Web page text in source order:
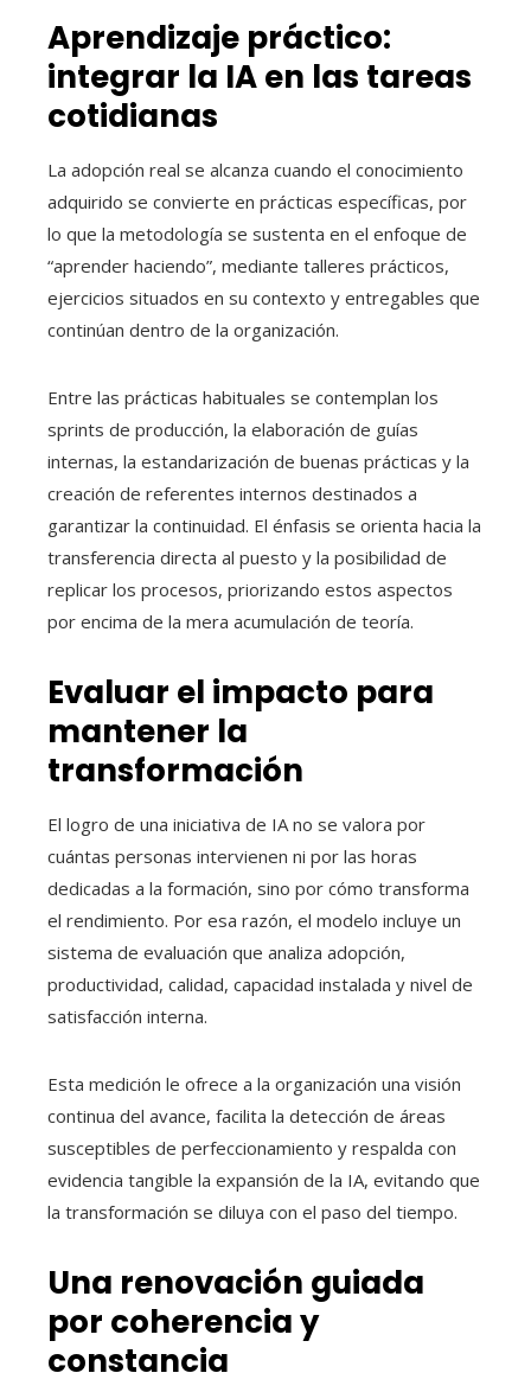
Aprendizaje práctico:
integrar la IA en las tareas
cotidianas
La adopción real se alcanza cuando el conocimiento
adquirido se convierte en prácticas específicas, por
lo que la metodología se sustenta en el enfoque de
“aprender haciendo”, mediante talleres prácticos,
ejercicios situados en su contexto y entregables que
continúan dentro de la organización.
Entre las prácticas habituales se contemplan los
sprints de producción, la elaboración de guías
internas, la estandarización de buenas prácticas y la
creación de referentes internos destinados a
garantizar la continuidad. El énfasis se orienta hacia la
transferencia directa al puesto y la posibilidad de
replicar los procesos, priorizando estos aspectos
por encima de la mera acumulación de teoría.
Evaluar el impacto para
mantener la
transformación
El logro de una iniciativa de IA no se valora por
cuántas personas intervienen ni por las horas
dedicadas a la formación, sino por cómo transforma
el rendimiento. Por esa razón, el modelo incluye un
sistema de evaluación que analiza adopción,
productividad, calidad, capacidad instalada y nivel de
satisfacción interna.
Esta medición le ofrece a la organización una visión
continua del avance, facilita la detección de áreas
susceptibles de perfeccionamiento y respalda con
evidencia tangible la expansión de la IA, evitando que
la transformación se diluya con el paso del tiempo.
Una renovación guiada
por coherencia y
constancia